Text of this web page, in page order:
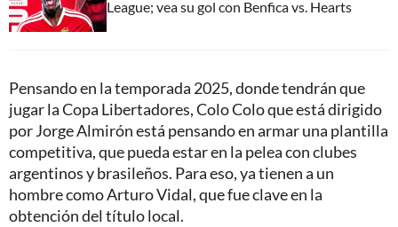
League; vea su gol con Benfica vs. Hearts
Pensando en la temporada 2025, donde tendrán que
jugar la Copa Libertadores, Colo Colo que está dirigido
por Jorge Almirón está pensando en armar una plantilla
competitiva, que pueda estar en la pelea con clubes
argentinos y brasileños. Para eso, ya tienen a un
hombre como Arturo Vidal, que fue clave en la
obtención del título local.